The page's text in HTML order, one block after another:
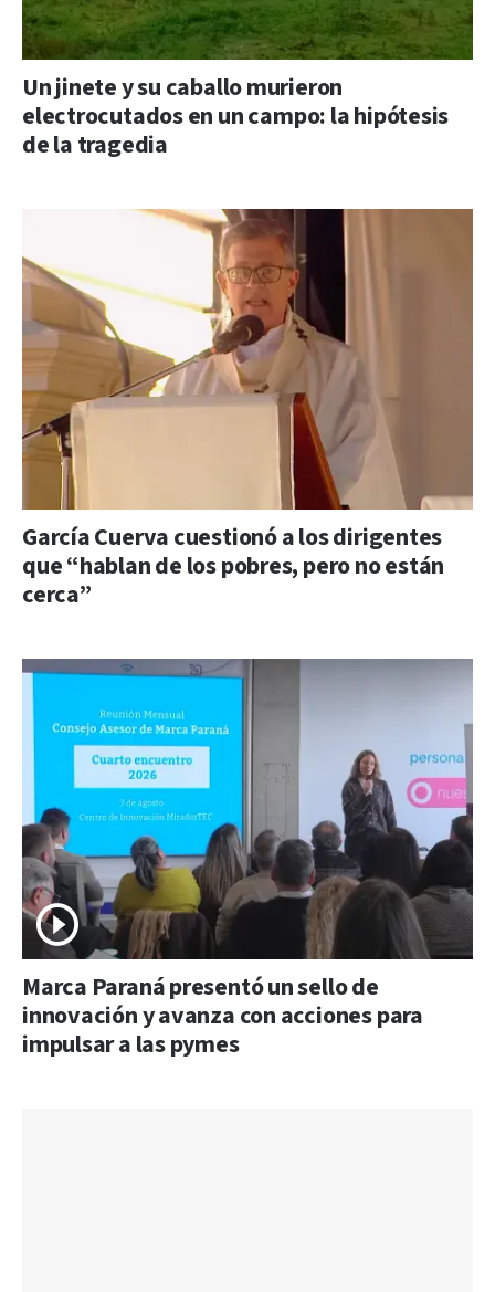
Un jinete y su caballo murieron
electrocutados en un campo: la hipótesis
de la tragedia
García Cuerva cuestionó a los dirigentes
que “hablan de los pobres, pero no están
cerca”
Marca Paraná presentó un sello de
innovación y avanza con acciones para
impulsar a las pymes